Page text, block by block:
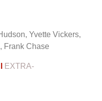
Yvette Vickers,
Frank Chase
EXTRA-